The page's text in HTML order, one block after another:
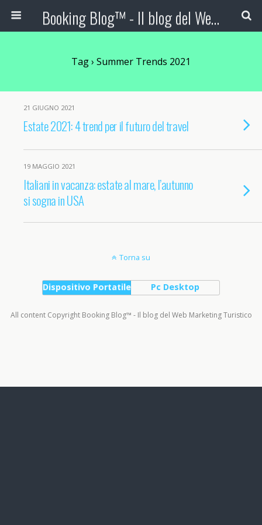
Booking Blog™ - Il blog del Web Marketing Turistico
Tag › Summer Trends 2021
21 GIUGNO 2021
Estate 2021: 4 trend per il futuro del travel
19 MAGGIO 2021
Italiani in vacanza: estate al mare, l’autunno
si sogna in USA
Torna su
Dispositivo Portatile Pc Desktop
All content Copyright Booking Blog™ - Il blog del Web Marketing Turistico